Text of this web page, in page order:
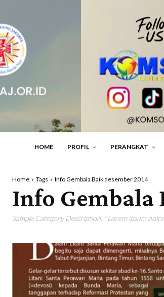
HOME PROFIL PERANGKAT
Home Tags Info Gembala Baik desember 2014
Info Gembala
Sample Category Description. ( Lorem ipsum